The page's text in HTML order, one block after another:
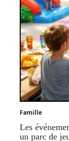
Famille
Les
un parc de